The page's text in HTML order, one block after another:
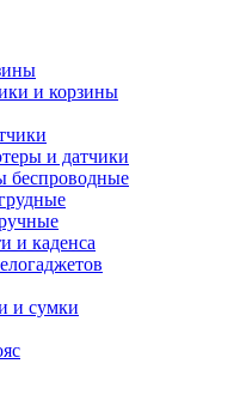
и корзины
и датчики
беспроводные
и каденса
и сумки